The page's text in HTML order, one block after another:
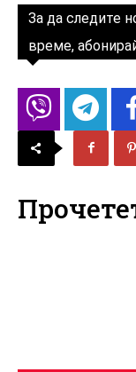
За да следите
време,